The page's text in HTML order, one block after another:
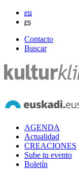
eu
es
Contacto
Buscar
AGENDA
Actualidad
CREACIONES
Sube tu evento
Boletín